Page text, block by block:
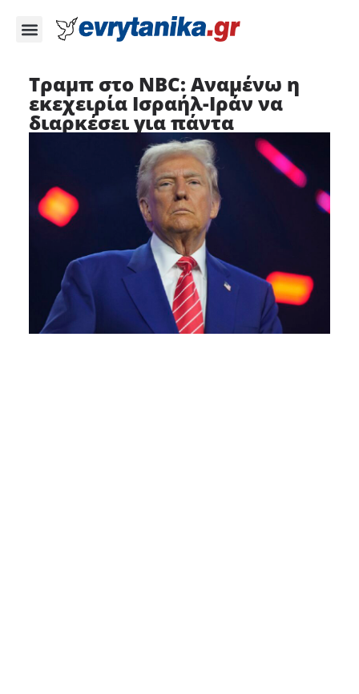
Τραμπ στο NBC: Αναμένω η
εκεχειρία Ισραήλ-Ιράν να
διαρκέσει για πάντα